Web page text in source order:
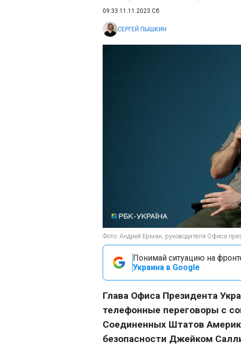
09:33 11.11.2023 Сб
СЕРГЕЙ ПЫШКИН
Фото: Андрей Ермак, руководителя Офиса
Понимай ситуацию на
Украина в Google
Глава Офиса Президента
телефонные переговоры с
Соединенных Штатов
безопасности Джейком